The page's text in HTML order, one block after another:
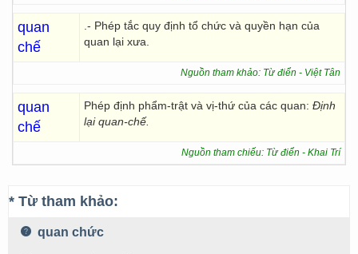
quan
chế
.- Phép tắc quy định tổ chức và quyền hạn của
quan lại xưa.
Nguồn tham khảo: Từ điển - Việt Tân
quan
chế
Phép định phẩm-trật và vị-thứ của các quan: Định
lại quan-chế.
Nguồn tham chiếu: Từ điển - Khai Trí
* Từ tham khảo:
quan chức